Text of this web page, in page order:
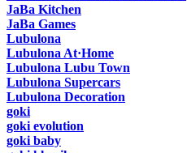
JaBa Kitchen
JaBa Games
Lubulona
Lubulona At·Home
Lubulona Lubu Town
Lubulona Supercars
Lubulona Decoration
goki
goki evolution
goki baby